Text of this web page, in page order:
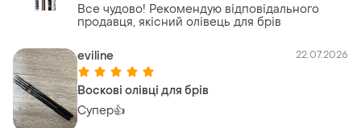
Все чудово! Рекомендую відповідального
продавця, якісний олівець для брів
eviline 22.07.2026
Воскові олівці для брів
Супер👍